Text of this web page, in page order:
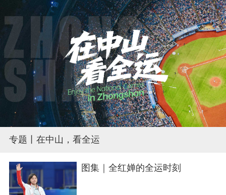
专题丨在中山，看全运
图集｜全红婵的全运时刻